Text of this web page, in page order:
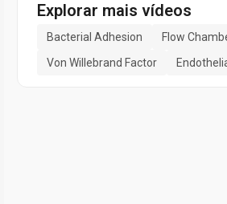
Explorar mais vídeos
Bacterial Adhesion Flow
Von Willebrand Factor